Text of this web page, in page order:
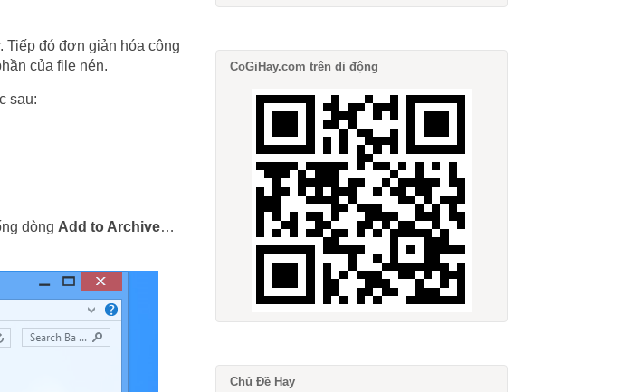
Tiếp đó đơn giản hóa công
của file nén.
sau:
dòng Add to Archive…
CoGiHay.com trên di động
Chủ Đề Hay